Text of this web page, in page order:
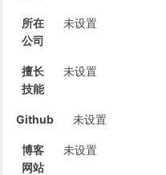
所在
公司
未设置
擅长
技能
未设置
Github 未设置
博客
网站
未设置